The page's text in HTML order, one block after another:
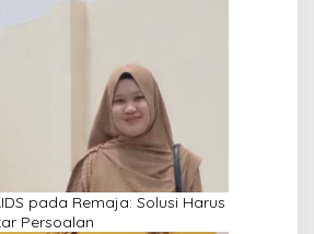
pada Remaja: Solusi Harus
Persoalan